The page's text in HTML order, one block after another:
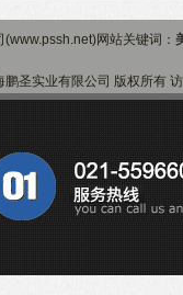
(www.pssh.net)网站关键词：
鹏圣实业有限公司 版权所有 访